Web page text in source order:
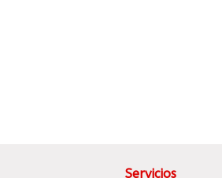
Servicios